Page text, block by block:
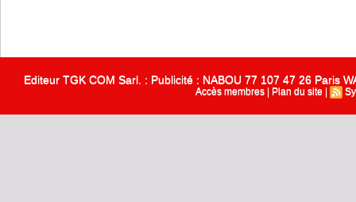
Editeur TGK COM Sarl. : Publicité : NABOU 77 107 47 26 Paris
Accès membres Plan du site